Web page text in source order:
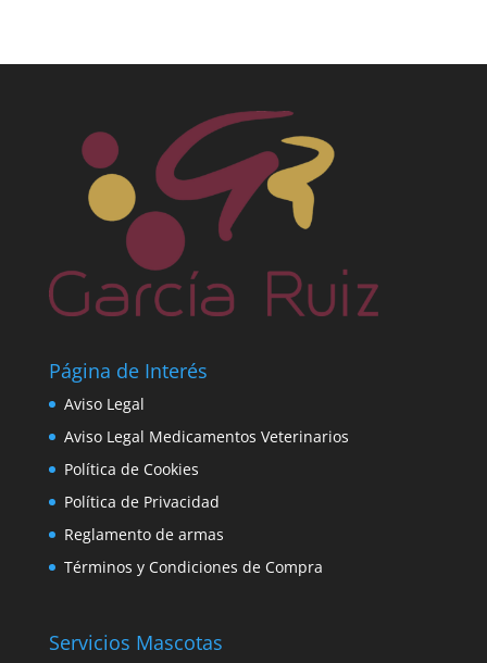
Página de Interés
Aviso Legal
Aviso Legal Medicamentos Veterinarios
Política de Cookies
Política de Privacidad
Reglamento de armas
Términos y Condiciones de Compra
Servicios Mascotas